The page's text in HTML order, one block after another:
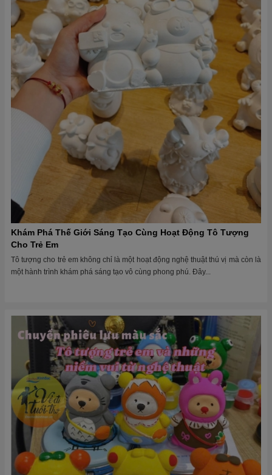
Khám Phá Thế Giới Sáng Tạo Cùng Hoạt Động Tô Tượng
Cho Trẻ Em
Tô tượng cho trẻ em không chỉ là một hoạt động nghệ thuật thú vị mà còn là
một hành trình khám phá sáng tạo vô cùng phong phú. Đây...